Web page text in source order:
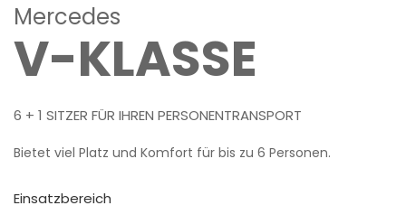
Mercedes
V-KLASSE
6 + 1 SITZER FÜR IHREN PERSONENTRANSPORT
Bietet viel Platz und Komfort für bis zu 6 Personen.
Einsatzbereich